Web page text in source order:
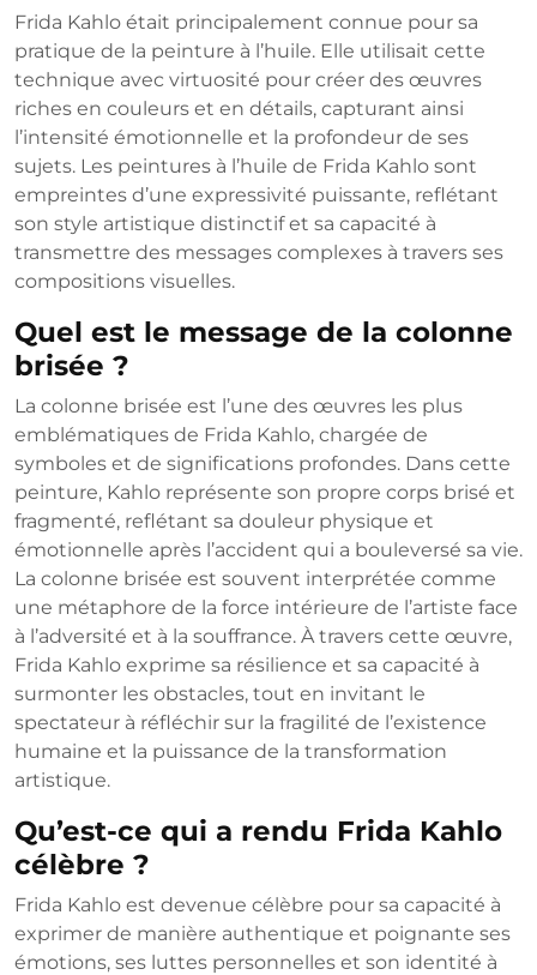
Frida Kahlo était principalement connue pour sa
pratique de la peinture à l’huile. Elle utilisait cette
technique avec virtuosité pour créer des œuvres
riches en couleurs et en détails, capturant ainsi
l’intensité émotionnelle et la profondeur de ses
sujets. Les peintures à l’huile de Frida Kahlo sont
empreintes d’une expressivité puissante, reflétant
son style artistique distinctif et sa capacité à
transmettre des messages complexes à travers ses
compositions visuelles.
Quel est le message de la colonne
brisée ?
La colonne brisée est l’une des œuvres les plus
emblématiques de Frida Kahlo, chargée de
symboles et de significations profondes. Dans cette
peinture, Kahlo représente son propre corps brisé et
fragmenté, reflétant sa douleur physique et
émotionnelle après l’accident qui a bouleversé sa vie.
La colonne brisée est souvent interprétée comme
une métaphore de la force intérieure de l’artiste face
à l’adversité et à la souffrance. À travers cette œuvre,
Frida Kahlo exprime sa résilience et sa capacité à
surmonter les obstacles, tout en invitant le
spectateur à réfléchir sur la fragilité de l’existence
humaine et la puissance de la transformation
artistique.
Qu’est-ce qui a rendu Frida Kahlo
célèbre ?
Frida Kahlo est devenue célèbre pour sa capacité à
exprimer de manière authentique et poignante ses
émotions, ses luttes personnelles et son identité à